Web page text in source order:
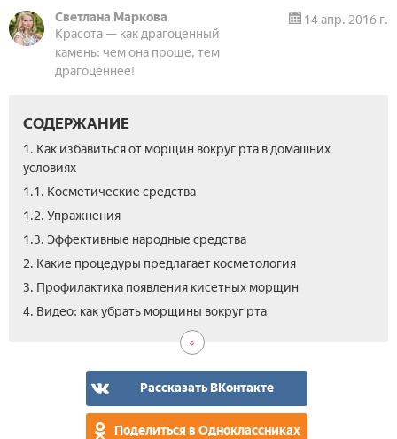
Светлана Маркова
Красота — как драгоценный
камень: чем она проще, тем
драгоценнее!
14 апр. 2016 г.
СОДЕРЖАНИЕ
1. Как избавиться от морщин вокруг рта в домашних
условиях
1.1. Косметические средства
1.2. Упражнения
1.3. Эффективные народные средства
2. Какие процедуры предлагает косметология
3. Профилактика появления кисетных морщин
4. Видео: как убрать морщины вокруг рта
Рассказать ВКонтакте
Поделиться в Одноклассниках